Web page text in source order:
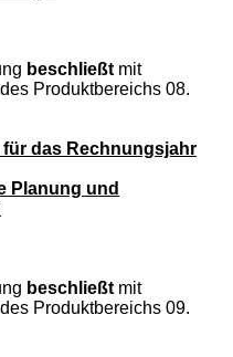
beschließt mit
Produktbereichs 08.
das Rechnungsjahr
Planung und
beschließt mit
Produktbereichs 09.